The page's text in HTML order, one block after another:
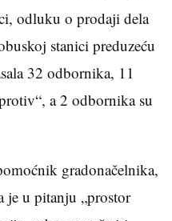
odluku o prodaji dela
stanici preduzeću
32 odbornika, 11
a 2 odbornika su
gradonačelnika,
je u pitanju „prostor